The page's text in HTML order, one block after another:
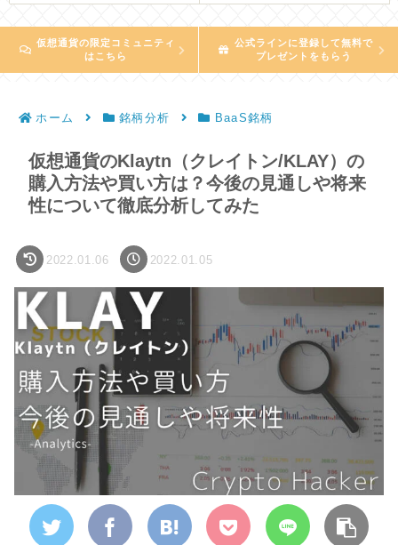
仮想通貨の限定コミュニティ
はこちら
公式ラインに登録して無料で
プレゼントをもらう
ホーム 銘柄分析 BaaS銘柄
仮想通貨のKlaytn（クレイトン/KLAY）の
購入方法や買い方は？今後の見通しや将来
性について徹底分析してみた
2022.01.06 2022.01.05